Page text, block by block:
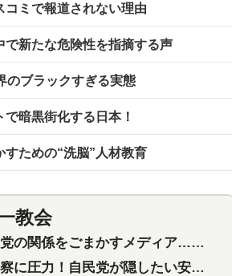
ミで報道されない理由
新たな危険性を指摘する声
のブラックすぎる実態
暗黒街化する日本！
ための“洗脳”人材教育
教会
まかすメディア…民放は有田芳生に発言自粛を要求
民党が隠したい安倍元首相と統一教会の深い関係